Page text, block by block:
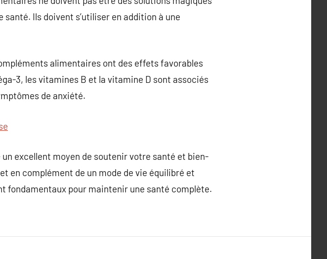
Ils doivent s’utiliser en addition à une
alimentaires ont des effets favorables
3, les vitamines B et la vitamine D sont associés
de anxiété.
excellent moyen de soutenir votre santé et bien-
en complément de un mode de vie équilibré et
fondamentaux pour maintenir une santé complète.